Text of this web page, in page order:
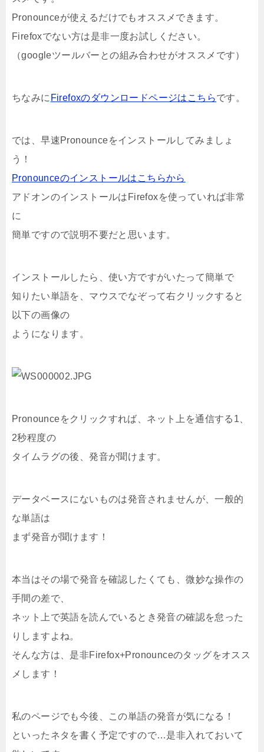
Pronounceが使えるだけでもオススメできます。
Firefoxでない方は是非一度お試しください。
（googleツールバーとの組み合わせがオススメです）
ちなみに Firefoxのダウンロードページはこちらです。
では、早速Pronounceをインストールしてみましょ
う！
Pronounceのインストールはこちらから
アドオンのインストールはFirefoxを使っていれば非常
に
簡単ですので説明不要だと思います。
インストールしたら、使い方ですがいたって簡単で
知りたい単語を、マウスでなぞって右クリックすると
以下の画像の
ようになります。
Pronounceをクリックすれば、ネット上を通信する1、
2秒程度の
タイムラグの後、発音が聞けます。
データベースにないものは発音されませんが、一般的
な単語は
まず発音が聞けます！
本当はその場で発音を確認したくても、微妙な操作の
手間の差で、
ネット上で英語を読んでいるとき発音の確認を怠った
りしますよね。
そんな方は、是非Firefox+Pronounceのタッグをオスス
メします！
私のページでも今後、この単語の発音が気になる！
といったネタを書く予定ですので…是非入れておいて